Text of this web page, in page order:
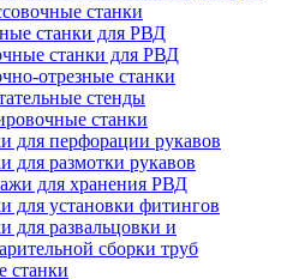
станки
станки для РВД
станки для РВД
отрезные станки
стенды
станки
для перфорации рукавов
для размотки рукавов
для хранения РВД
для установки фитингов
для развальцовки и
сборки труб
станки